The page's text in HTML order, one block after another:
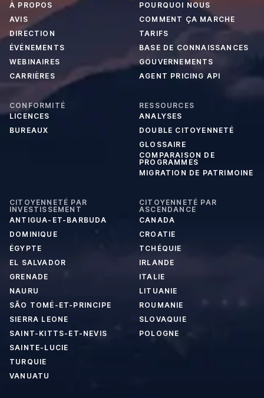
À PROPOS
AVIS
DIRECTION
ÉVÉNEMENTS
WEBINAIRES
CARRIÈRES
POURQUOI NOUS
COMMENT ÇA MARCHE
TARIFS
BASE DE CONNAISSANCES
GOUVERNEMENTS
AGENT PRICING API
CONFORMITÉ
LICENCES
BUREAUX
RESSOURCES
ANALYSES
DOUBLE CITOYENNETÉ
GLOSSAIRE
COMPARAISON DE
PROGRAMMES
MIGRATION DE PATRIMOINE
CITOYENNETÉ PAR
INVESTISSEMENT
ANTIGUA-ET-BARBUDA
DOMINIQUE
ÉGYPTE
EL SALVADOR
GRENADE
NAURU
SÃO TOMÉ-ET-PRINCIPE
SIERRA LEONE
SAINT-KITTS-ET-NEVIS
SAINTE-LUCIE
TURQUIE
VANUATU
CITOYENNETÉ PAR
ASCENDANCE
CANADA
CROATIE
TCHÉQUIE
IRLANDE
ITALIE
LITUANIE
ROUMANIE
SLOVAQUIE
POLOGNE